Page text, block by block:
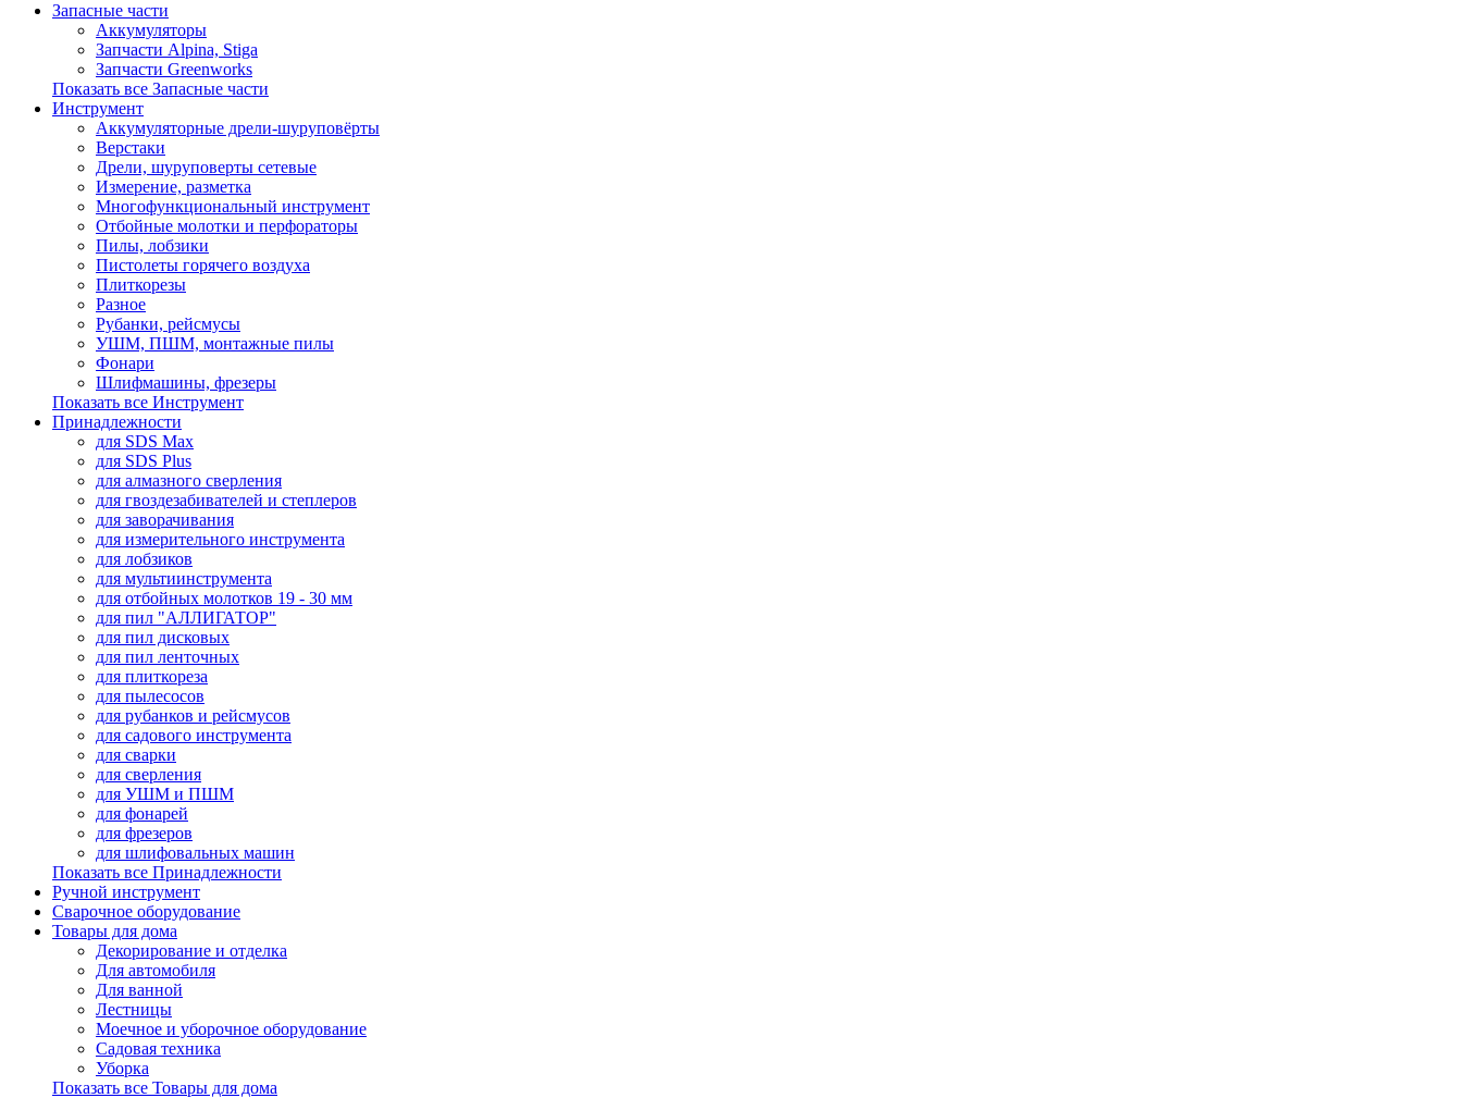
Запасные части
Аккумуляторы
Запчасти Alpina, Stiga
Запчасти Greenworks
Показать все Запасные части
Инструмент
Аккумуляторные дрели-шуруповёрты
Верстаки
Дрели, шуруповерты сетевые
Измерение, разметка
Многофункциональный инструмент
Отбойные молотки и перфораторы
Пилы, лобзики
Пистолеты горячего воздуха
Плиткорезы
Разное
Рубанки, рейсмусы
УШМ, ПШМ, монтажные пилы
Фонари
Шлифмашины, фрезеры
Показать все Инструмент
Принадлежности
для SDS Max
для SDS Plus
для алмазного сверления
для гвоздезабивателей и степлеров
для заворачивания
для измерительного инструмента
для лобзиков
для мультиинструмента
для отбойных молотков 19 - 30 мм
для пил "АЛЛИГАТОР"
для пил дисковых
для пил ленточных
для плиткореза
для пылесосов
для рубанков и рейсмусов
для садового инструмента
для сварки
для сверления
для УШМ и ПШМ
для фонарей
для фрезеров
для шлифовальных машин
Показать все Принадлежности
Ручной инструмент
Сварочное оборудование
Товары для дома
Декорирование и отделка
Для автомобиля
Для ванной
Лестницы
Моечное и уборочное оборудование
Садовая техника
Уборка
Показать все Товары для дома